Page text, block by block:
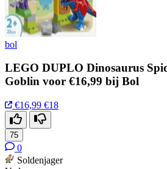
bol
LEGO DUPLO Dinosaurus
Goblin voor €16,99 bij Bol
€16,99 €18
75
0
Soldenjager